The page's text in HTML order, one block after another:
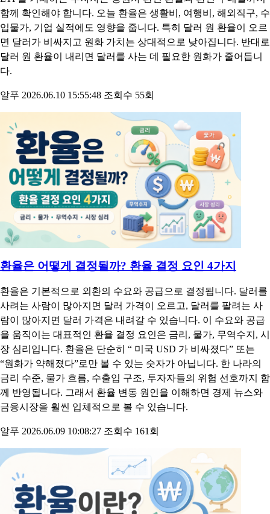
함께 확인해야 합니다. 오늘 환율은 생활비, 여행비, 해외직구, 수
입물가, 기업 실적에도 영향을 줍니다. 특히 달러 원 환율이 오르
면 달러가 비싸지고 원화 가치는 상대적으로 낮아집니다. 반대로
달러 원 환율이 내리면 달러를 사는 데 필요한 원화가 줄어듭니
다.
알푸 2026.06.10 15:55:48 조회수 55회
환율은 어떻게 결정될까? 환율 결정 요인 4가지
환율은 기본적으로 외환의 수요와 공급으로 결정됩니다. 달러를
사려는 사람이 많아지면 달러 가격이 오르고, 달러를 팔려는 사
람이 많아지면 달러 가격은 내려갈 수 있습니다. 이 수요와 공급
을 움직이는 대표적인 환율 결정 요인은 금리, 물가, 무역수지, 시
장 심리입니다. 환율은 단순히 “ 미국 USD 가 비싸졌다” 또는
“원화가 약해졌다”로만 볼 수 있는 숫자가 아닙니다. 한 나라의
금리 수준, 물가 흐름, 수출입 구조, 투자자들의 위험 선호까지 함
께 반영됩니다. 그래서 환율 변동 원인을 이해하면 경제 뉴스와
금융시장을 훨씬 입체적으로 볼 수 있습니다.
알푸 2026.06.09 10:08:27 조회수 161회